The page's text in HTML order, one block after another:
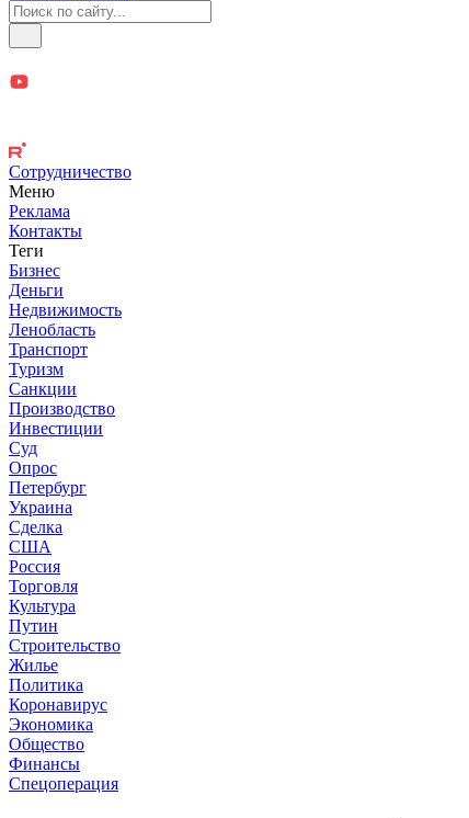
Сотрудничество
Меню
Реклама
Контакты
Теги
Бизнес
Деньги
Недвижимость
Ленобласть
Транспорт
Туризм
Санкции
Производство
Инвестиции
Суд
Опрос
Петербург
Украина
Сделка
США
Россия
Торговля
Культура
Путин
Строительство
Жилье
Политика
Коронавирус
Экономика
Общество
Финансы
Спецоперация